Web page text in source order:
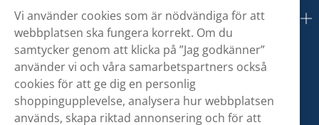
Om oss
Vi använder cookies som är nödvändiga för att
webbplatsen ska fungera korrekt. Om du
samtycker genom att klicka på ”Jag godkänner”
använder vi och våra samarbetspartners också
cookies för att ge dig en personlig
shoppingupplevelse, analysera hur webbplatsen
används, skapa riktad annonsering och för att